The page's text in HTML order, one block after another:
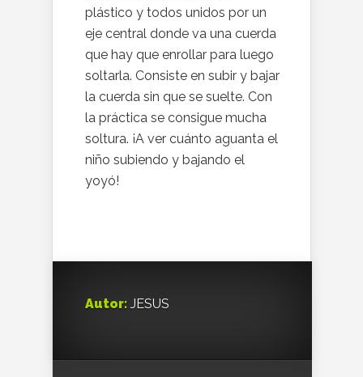
plástico y todos unidos por un
eje central donde va una cuerda
que hay que enrollar para luego
soltarla. Consiste en subir y bajar
la cuerda sin que se suelte. Con
la práctica se consigue mucha
soltura. ¡A ver cuánto aguanta el
niño subiendo y bajando el
yoyó!
Autor: JESUS